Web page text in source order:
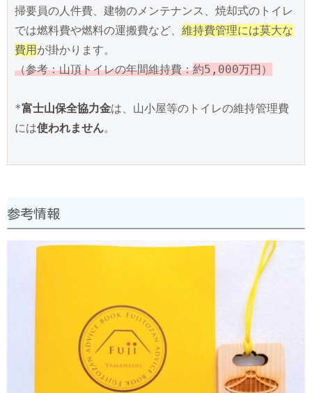
掃要員の人件費、建物のメンテナンス、焼却式のトイレ
では燃料費や燃料の運搬費など、 維持費管理には莫大な
費用
（参考：山頂トイレの年間維持費：約5,000万円）
*富士山保全協力金は、山小屋等のトイレの維持管理費
には使われません。
参考情報